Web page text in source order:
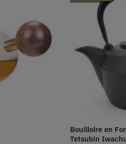
Bouilloire en
Tetsubin